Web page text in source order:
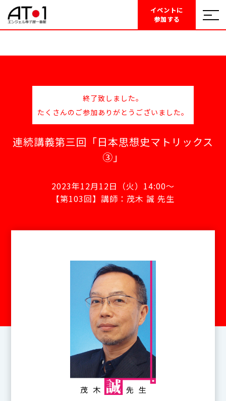
イベントに
参加する
終了致しました。
たくさんのご参加ありがとうございました。
連続講義第三回「日本思想史マトリックス
③」
2023年12月12日（火）14:00～
【第103回】講師：茂木 誠 先生